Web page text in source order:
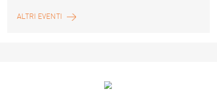
ALTRI EVENTI